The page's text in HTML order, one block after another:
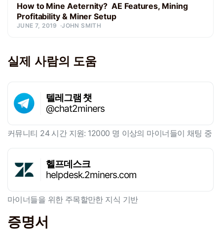
How to Mine Aeternity? AE Features, Mining
Profitability & Miner Setup
JUNE 7, 2019 JOHN SMITH
실제 사람의 도움
텔레그램 챗
@chat2miners
커뮤니티 24 시간 지원: 12000 명 이상의 마이너들이 채팅 중
헬프데스크
helpdesk.2miners.com
마이너들을 위한 주목할만한 지식 기반
증명서